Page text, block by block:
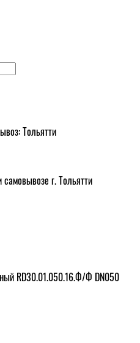
Тольятти
г. Тольятти
RD30.01.050.16.Ф/Ф DN050